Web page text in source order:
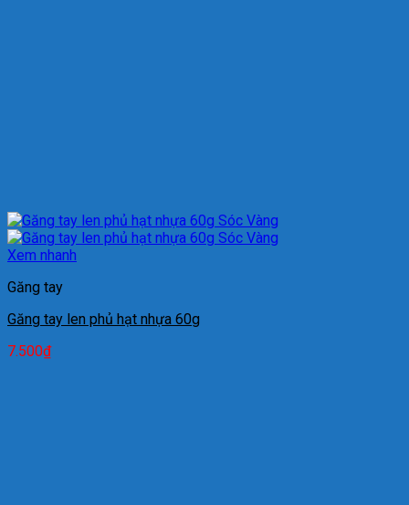
Xem nhanh
Găng tay
Găng tay len phủ hạt nhựa 60g
7.500₫